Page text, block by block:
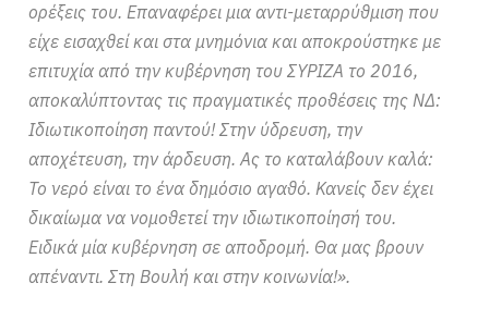
ορέξεις του. Επαναφέρει μια αντι-μεταρρύθμιση που
είχε εισαχθεί και στα μνημόνια και αποκρούστηκε με
επιτυχία από την κυβέρνηση του ΣΥΡΙΖΑ το 2016,
αποκαλύπτοντας τις πραγματικές προθέσεις της ΝΔ:
Ιδιωτικοποίηση παντού! Στην ύδρευση, την
αποχέτευση, την άρδευση. Ας το καταλάβουν καλά:
Το νερό είναι το ένα δημόσιο αγαθό. Κανείς δεν έχει
δικαίωμα να νομοθετεί την ιδιωτικοποίησή του.
Ειδικά μία κυβέρνηση σε αποδρομή. Θα μας βρουν
απέναντι. Στη Βουλή και στην κοινωνία!».